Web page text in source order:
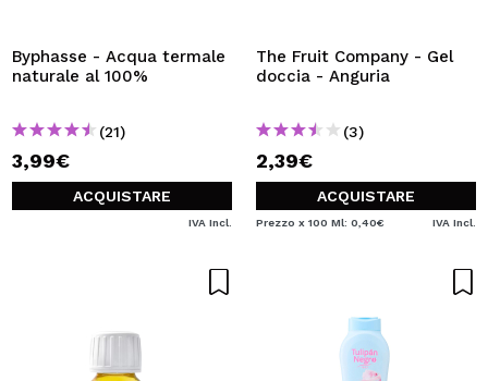
acquisti velocemente, controllare lo stato dei tuoi ordini e
consultare le tue operazioni precedenti.
CREARE UN ACCOUNT
Byphasse - Acqua termale
naturale al 100%
(21)
3,99€
ACQUISTARE
IVA Incl.
The Fruit Company - Gel
doccia - Anguria
(3)
2,39€
ACQUISTARE
Prezzo x 100 Ml: 0,40€ IVA Incl.